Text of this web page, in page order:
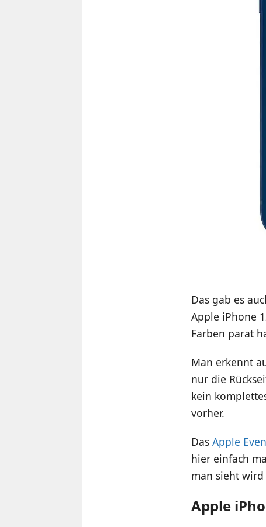
Das gab es
Apple iPhone
Farben parat
Man erkennt
nur die
kein
vorher.
Das Apple
hier einfach
man sieht
Apple